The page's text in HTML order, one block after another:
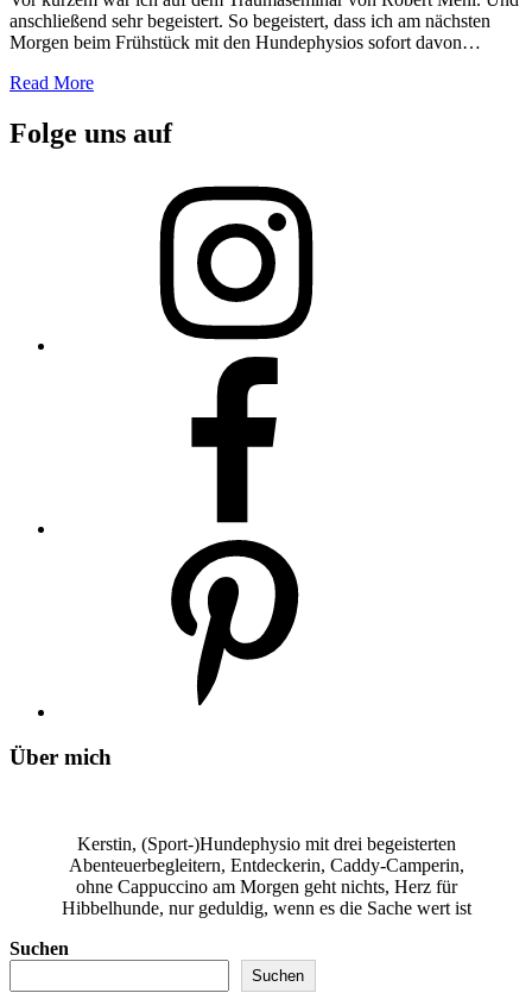
anschließend sehr begeistert. So begeistert, dass ich am nächsten
Morgen beim Frühstück mit den Hundephysios sofort davon…
Read More
Folge uns auf
Über mich
Kerstin, (Sport-)Hundephysio mit drei begeisterten
Abenteuerbegleitern, Entdeckerin, Caddy-Camperin,
ohne Cappuccino am Morgen geht nichts, Herz für
Hibbelhunde, nur geduldig, wenn es die Sache wert ist
Suchen
Suchen